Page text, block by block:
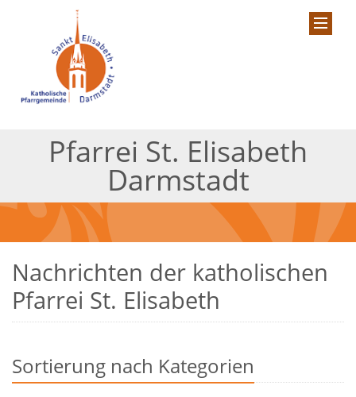
Pfarrei St. Elisabeth
Darmstadt
Nachrichten der katholischen
Pfarrei St. Elisabeth
Sortierung nach Kategorien